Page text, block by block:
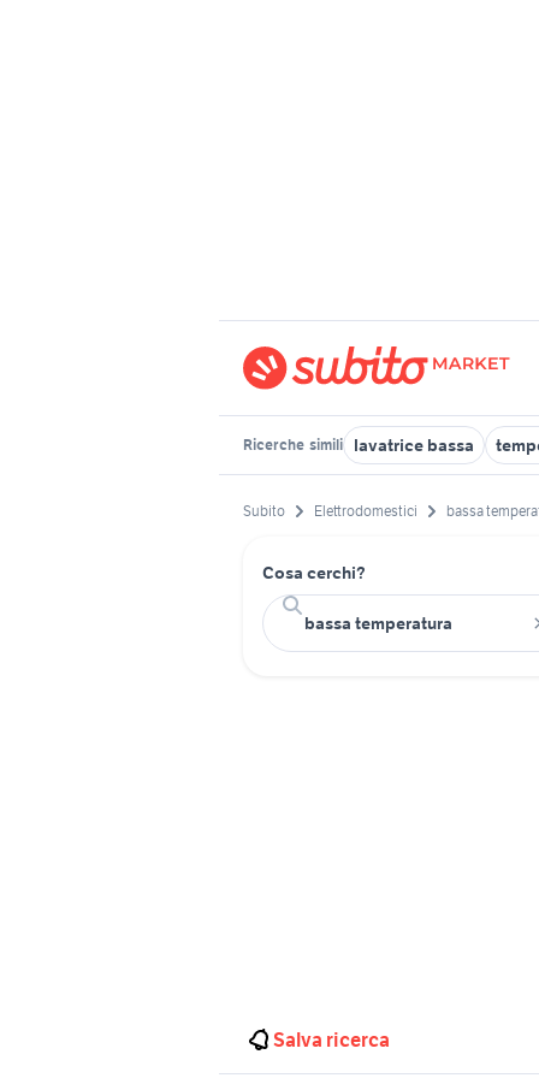
Ricerche simili lavatrice bassa
Subito Elettrodomestici bassa
Cosa cerchi?
Salva ricerca